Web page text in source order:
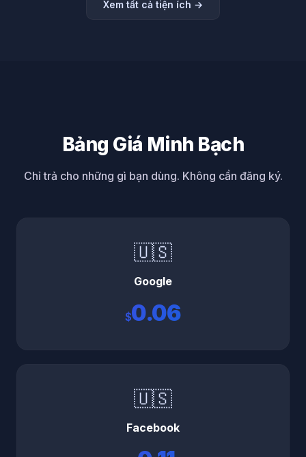
Xem tất cả tiện ích →
Bảng Giá Minh Bạch
Chỉ trả cho những gì bạn dùng. Không cần đăng ký.
🇺🇸
Google
$0.06
🇺🇸
Facebook